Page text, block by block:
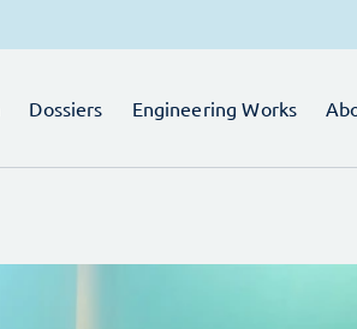
Dossiers Engineering Works